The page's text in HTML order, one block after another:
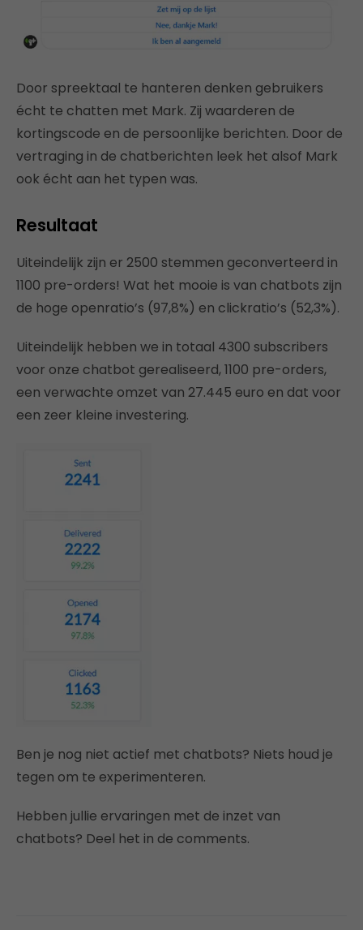
Door spreektaal te hanteren denken gebruikers
écht te chatten met Mark. Zij waarderen de
kortingscode en de persoonlijke berichten. Door de
vertraging in de chatberichten leek het alsof Mark
ook écht aan het typen was.
Resultaat
Uiteindelijk zijn er 2500 stemmen geconverteerd in
1100 pre-orders! Wat het mooie is van chatbots zijn
de hoge openratio’s (97,8%) en clickratio’s (52,3%).
Uiteindelijk hebben we in totaal 4300 subscribers
voor onze chatbot gerealiseerd, 1100 pre-orders,
een verwachte omzet van 27.445 euro en dat voor
een zeer kleine investering.
Ben je nog niet actief met chatbots? Niets houd je
tegen om te experimenteren.
Hebben jullie ervaringen met de inzet van
chatbots? Deel het in de comments.